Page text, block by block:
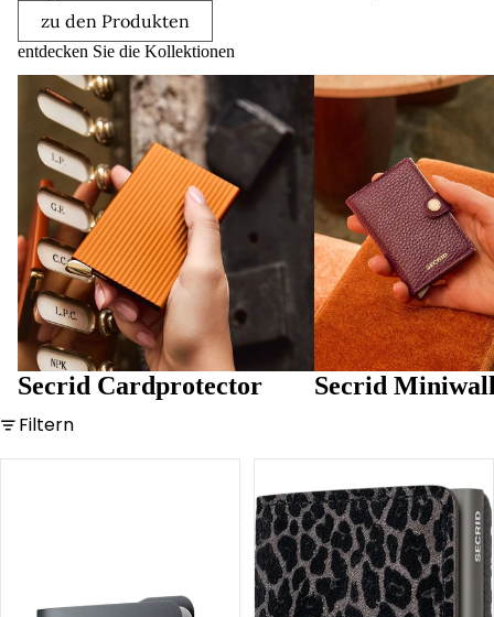
zu den Produkten
entdecken Sie die Kollektionen
Secrid
Cardprotector
Secrid Cardprotector
Secrid
Miniwallet
Secrid
Filtern